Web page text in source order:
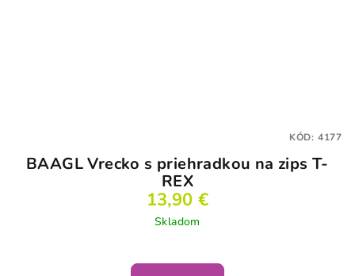
BAAGL Vrecko s priehradkou na zips T-
REX
13,90 €
Skladom
KÓD: 4177